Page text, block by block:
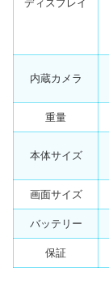
ディスプレイ
内蔵カメラ
重量
本体サイズ
画面サイズ
バッテリー
保証